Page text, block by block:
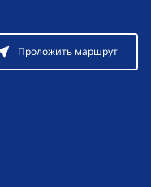
Проложить маршрут